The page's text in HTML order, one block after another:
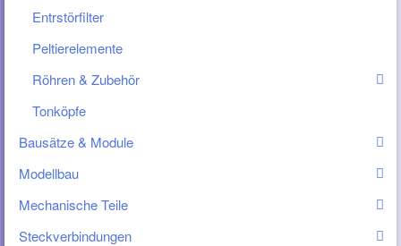
Entrstörfilter
Peltierelemente
Röhren & Zubehör
Tonköpfe
Bausätze & Module
Modellbau
Mechanische Teile
Steckverbindungen